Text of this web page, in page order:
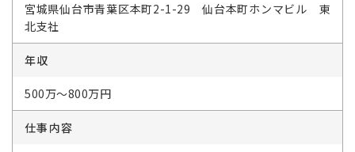
宮城県仙台市青葉区本町2-1-29 仙台本町ホンマビル 東
北支社
年収
500万～800万円
仕事内容